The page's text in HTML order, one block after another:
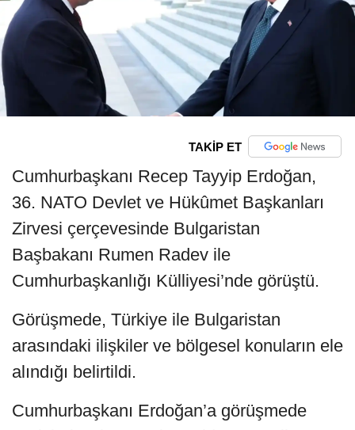
TAKİP ET
Cumhurbaşkanı Recep Tayyip Erdoğan,
36. NATO Devlet ve Hükûmet Başkanları
Zirvesi çerçevesinde Bulgaristan
Başbakanı Rumen Radev ile
Cumhurbaşkanlığı Külliyesi’nde görüştü.
Görüşmede, Türkiye ile Bulgaristan
arasındaki ilişkiler ve bölgesel konuların ele
alındığı belirtildi.
Cumhurbaşkanı Erdoğan’a görüşmede